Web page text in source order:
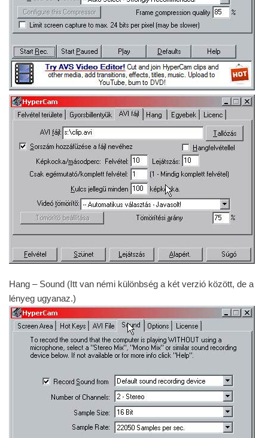
Hang – Sound (Itt van némi különbség a két verzió között, de a
lényeg ugyanaz.)